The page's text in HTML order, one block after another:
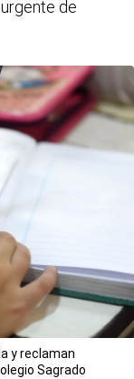
de
y reclaman
Sagrado